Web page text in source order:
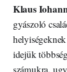
Klaus
gyászoló
idejük
számukra,